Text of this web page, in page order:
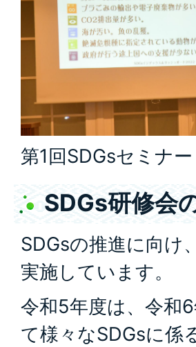
第1回SDGsセミナ
SDGs研修会
SDGsの推進に向け
実施しています。
令和5年度は、令和
て様々なSDGsに係